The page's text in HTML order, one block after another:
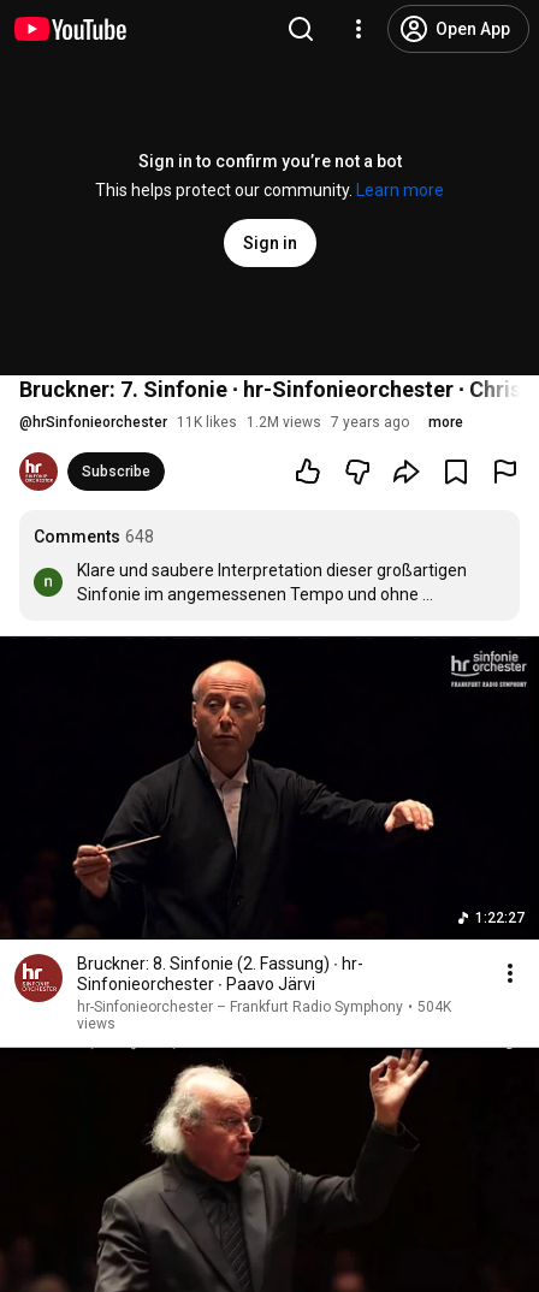
Open App
Sign in to confirm you’re not a bot
This helps protect our community.
Learn more
Sign in
Bruckner: 7. Sinfonie ∙ hr-Sinfonieorchester ∙
@ hrSinfonieorchester 11K likes 1.2M views 7 years ago more
Subscribe
Comments 648
Klare und saubere Interpretation dieser großartigen
Sinfonie im angemessenen Tempo und ohne
1:22:27
Bruckner: 8. Sinfonie (2. Fassung) ∙ hr-
Sinfonieorchester ∙ Paavo Järvi
hr-Sinfonieorchester – Frankfurt Radio Symphony • 504K
views